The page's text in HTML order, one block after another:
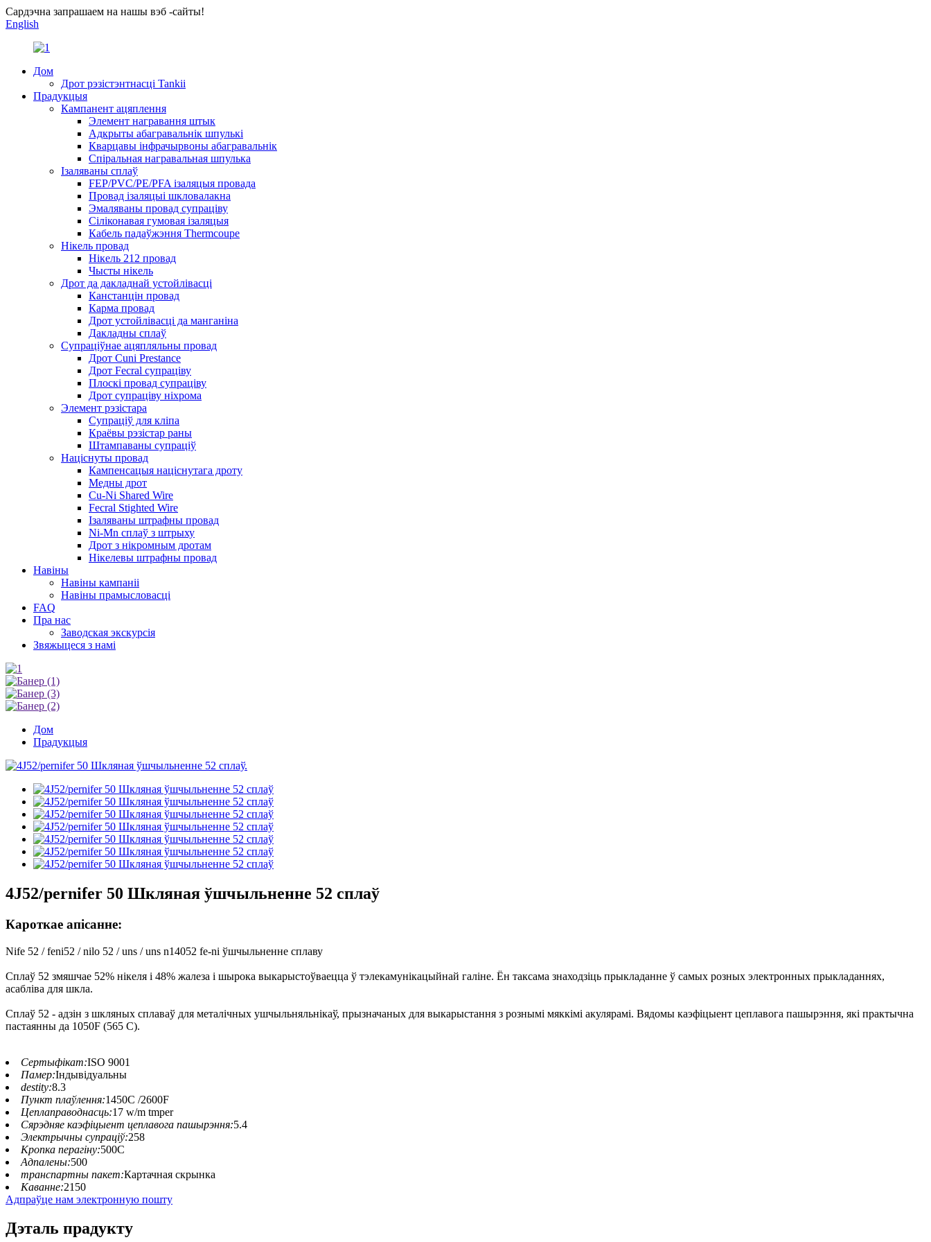
Сардэчна запрашаем на нашы вэб -сайты!
English
Дом
Дрот рэзістэнтнасці Tankii
Прадукцыя
Кампанент ацяплення
Элемент награвання штык
Адкрыты абагравальнік шпулькі
Кварцавы інфрачырвоны абагравальнік
Спіральная награвальная шпулька
Ізаляваны сплаў
FEP/PVC/PE/PFA ізаляцыя провада
Провад ізаляцыі шкловалакна
Эмаляваны провад супраціву
Сіліконавая гумовая ізаляцыя
Кабель падаўжэння Thermcoupe
Нікель провад
Нікель 212 провад
Чысты нікель
Дрот да дакладнай устойлівасці
Канстанцін провад
Карма провад
Дрот устойлівасці да манганіна
Дакладны сплаў
Супраціўнае ацяпляльны провад
Дрот Cuni Prestance
Дрот Fecral супраціву
Плоскі провад супраціву
Дрот супраціву ніхрома
Элемент рэзістара
Супраціў для кліпа
Краёвы рэзістар раны
Штампаваны супраціў
Націснуты провад
Кампенсацыя націснутага дроту
Медны дрот
Cu-Ni Shared Wire
Fecral Stighted Wire
Ізаляваны штрафны провад
Ni-Mn сплаў з штрыху
Дрот з нікромным дротам
Нікелевы штрафны провад
Навіны
Навіны кампаніі
Навіны прамысловасці
FAQ
Пра нас
Заводская экскурсія
Звяжыцеся з намі
Дом
Прадукцыя
4J52/pernifer 50 Шкляная ўшчыльненне 52 сплаў
Кароткае апісанне:
Nife 52 / feni52 / nilo 52 / uns / uns n14052 fe-ni ўшчыльненне сплаву
Сплаў 52 змяшчае 52% нікеля і 48% жалеза і шырока выкарыстоўваецца ў тэлекамунікацыйнай галіне. Ён таксама знаходзіць прыкладанне ў самых розных электронных прыкладаннях,
асабліва для шкла.
Сплаў 52 - адзін з шкляных сплаваў для металічных ушчыльняльнікаў, прызначаных для выкарыстання з рознымі мяккімі акулярамі. Вядомы каэфіцыент цеплавога пашырэння, які практычна
пастаянны да 1050F (565 C).
Сертыфікат:ISO 9001
Памер:Індывідуальны
destity:8.3
Пункт плаўлення:1450C /2600F
Цеплаправоднасць:17 w/m tmper
Сярэдняе каэфіцыент цеплавога пашырэння:5.4
Электрычны супраціў:258
Кропка перагіну:500С
Адпалены:500
транспартны пакет:Картачная скрынка
Каванне:2150
Адпраўце нам электронную пошту
Дэталь прадукту